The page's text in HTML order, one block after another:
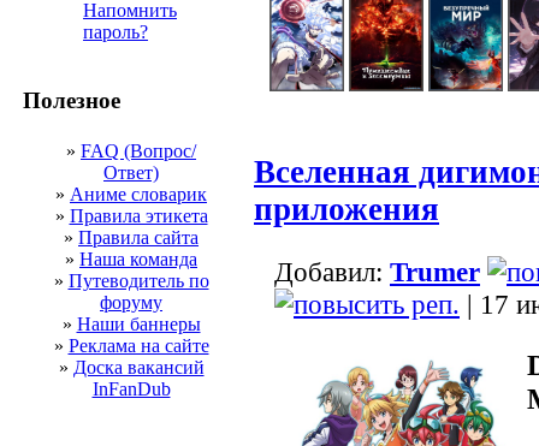
Напомнить
пароль?
Полезное
» FAQ (Вопрос/
Ответ)
» Аниме словарик
» Правила этикета
» Правила сайта
» Наша команда
» Путеводитель по
форуму
» Наши баннеры
» Реклама на сайте
» Доска вакансий
InFanDub
Вселенная
приложения
Добавил: Trumer
| 17